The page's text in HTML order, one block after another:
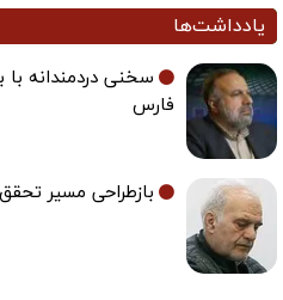
یادداشت‌ها
سخنی دردمندانه
فارس
بازطراحی مسیر